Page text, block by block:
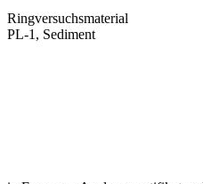
Ringversuchsmaterial
PL-1, Sediment